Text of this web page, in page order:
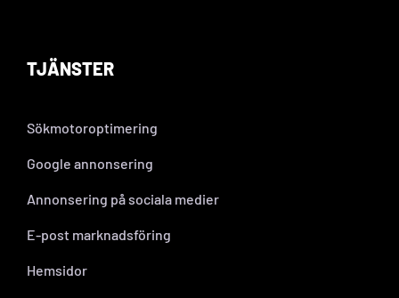
TJÄNSTER
Sökmotoroptimering
Google annonsering
Annonsering på sociala medier
E-post marknadsföring
Hemsidor